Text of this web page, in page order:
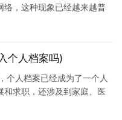
络，这种现象已经越来越普
个人档案吗)
个人档案已经成为了一个人
和求职，还涉及到家庭、医